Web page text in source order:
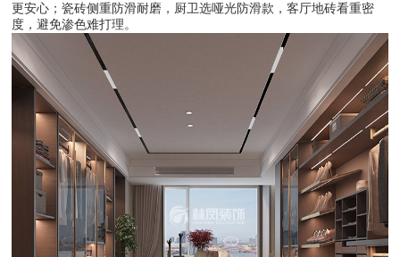
更安心；瓷砖侧重防滑耐磨，厨卫选哑光防滑款，客厅地砖看重密
度，避免渗色难打理。